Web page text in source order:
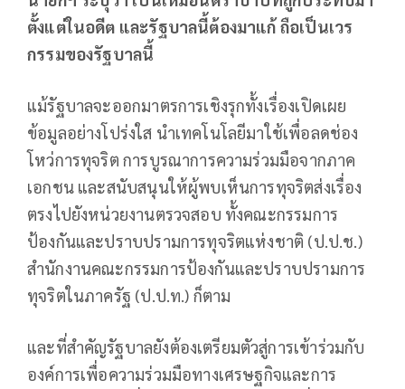
ตั้งแต่ในอดีต และรัฐบาลนี้ต้องมาแก้ ถือเป็นเวร
กรรมของรัฐบาลนี้
แม้รัฐบาลจะออกมาตรการเชิงรุกทั้งเรื่องเปิดเผย
ข้อมูลอย่างโปร่งใส นำเทคโนโลยีมาใช้เพื่อลดช่อง
โหว่การทุจริต การบูรณาการความร่วมมือจากภาค
เอกชน และสนับสนุนให้ผู้พบเห็นการทุจริตส่งเรื่อง
ตรงไปยังหน่วยงานตรวจสอบ ทั้งคณะกรรมการ
ป้องกันและปราบปรามการทุจริตแห่งชาติ (ป.ป.ช.)
สำนักงานคณะกรรมการป้องกันและปราบปรามการ
ทุจริตในภาครัฐ (ป.ป.ท.) ก็ตาม
และที่สำคัญรัฐบาลยังต้องเตรียมตัวสู่การเข้าร่วมกับ
องค์การเพื่อความร่วมมือทางเศรษฐกิจและการ